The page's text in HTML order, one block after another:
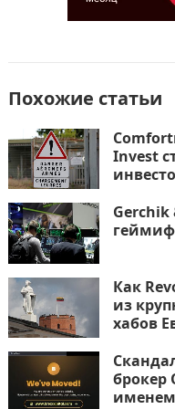
Похожие статьи
Invest
Gerchik
Как
из
хабов
брокер
именем